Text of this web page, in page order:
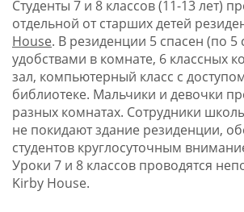
Студенты 7 и 8 классов (11-13 лет)
отдельной от старших детей
House. В резиденции 5 спасен (по 5
удобствами в комнате, 6 классных
зал, компьютерный класс с
библиотеке. Мальчики и девочки
разных комнатах. Сотрудники
не покидают здание резиденции,
студентов круглосуточным
Уроки 7 и 8 классов проводятся
Kirby House.